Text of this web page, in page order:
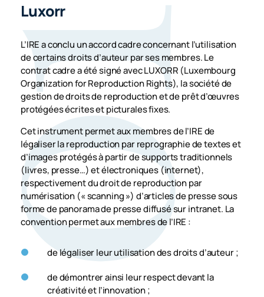
Luxorr
L’IRE a conclu un accord cadre concernant l’utilisation
de certains droits d’auteur par ses membres. Le
contrat cadre a été signé avec LUXORR (Luxembourg
Organization for Reproduction Rights), la société de
gestion de droits de reproduction et de prêt d’œuvres
protégées écrites et picturales fixes.
Cet instrument permet aux membres de l’IRE de
légaliser la reproduction par reprographie de textes et
d’images protégés à partir de supports traditionnels
(livres, presse…) et électroniques (internet),
respectivement du droit de reproduction par
numérisation (« scanning ») d’articles de presse sous
forme de panorama de presse diffusé sur intranet. La
convention permet aux membres de l’IRE :
de légaliser leur utilisation des droits d’auteur ;
de démontrer ainsi leur respect devant la
créativité et l’innovation ;